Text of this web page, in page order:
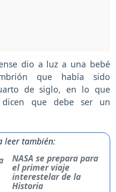
dio a luz a una bebé
que había sido
de siglo, en lo que
dicen que debe ser un
leer también:
NASA se prepara para
el primer viaje
interestelar de la
Historia